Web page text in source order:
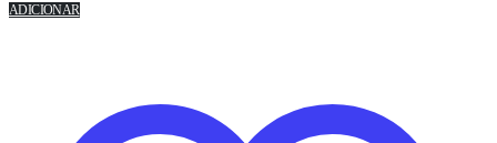
ADICIONAR